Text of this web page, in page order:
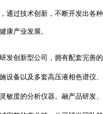
通过技术创新，不断开发出各种
康产业发展。
发创新型公司，拥有配套完善的
设备以及多套高压液相色谱仪、
敏度的分析仪器。融产品研发、